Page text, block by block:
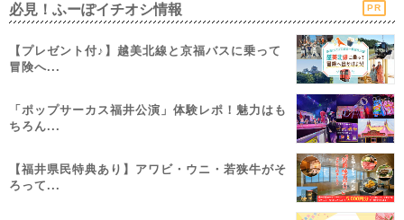
必見！ふーぽイチオシ情報 PR
【プレゼント付♪】越美北線と京福バスに乗って
冒険へ...
「ポップサーカス福井公演」体験レポ！魅力はも
ちろん...
【福井県民特典あり】アワビ・ウニ・若狭牛がそ
ろって...